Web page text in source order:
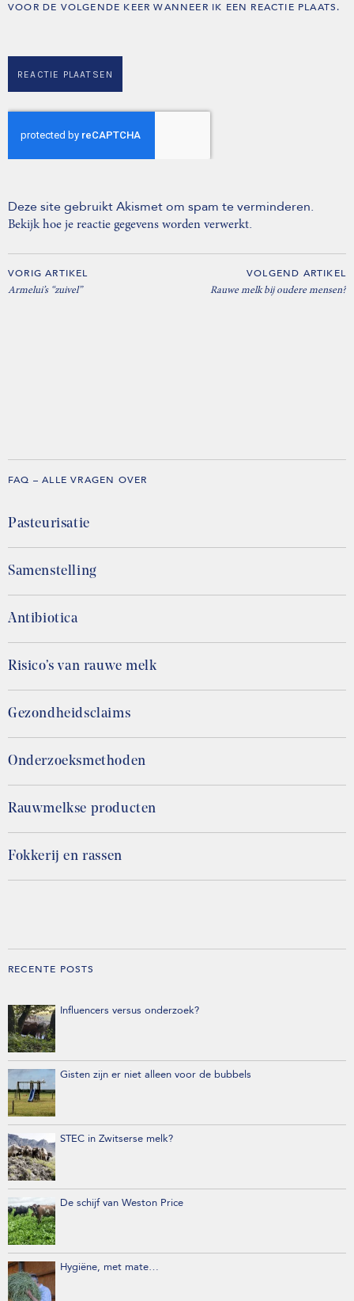
VOOR DE VOLGENDE KEER WANNEER IK EEN REACTIE PLAATS.
Deze site gebruikt Akismet om spam te verminderen.
Bekijk hoe je reactie gegevens worden verwerkt.
VORIG ARTIKEL
Armelui’s “zuivel”
VOLGEND ARTIKEL
Rauwe melk bij oudere mensen?
FAQ – ALLE VRAGEN OVER
Pasteurisatie
Samenstelling
Antibiotica
Risico’s van rauwe melk
Gezondheidsclaims
Onderzoeksmethoden
Rauwmelkse producten
Fokkerij en rassen
RECENTE POSTS
Influencers versus onderzoek?
Gisten zijn er niet alleen voor de bubbels
STEC in Zwitserse melk?
De schijf van Weston Price
Hygiëne, met mate…